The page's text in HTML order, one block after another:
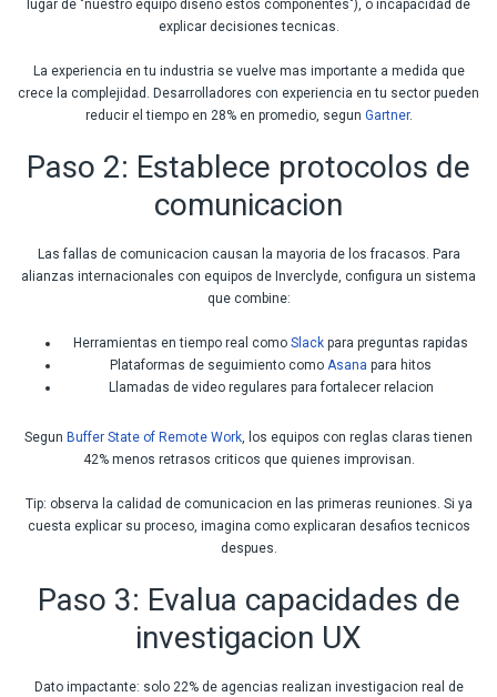
lugar de "nuestro equipo diseno estos componentes"), o incapacidad de
explicar decisiones tecnicas.
La experiencia en tu industria se vuelve mas importante a medida que
crece la complejidad. Desarrolladores con experiencia en tu sector pueden
reducir el tiempo en 28% en promedio, segun Gartner.
Paso 2: Establece protocolos de
comunicacion
Las fallas de comunicacion causan la mayoria de los fracasos. Para
alianzas internacionales con equipos de Inverclyde, configura un sistema
que combine:
Herramientas en tiempo real como Slack para preguntas rapidas
Plataformas de seguimiento como Asana para hitos
Llamadas de video regulares para fortalecer relacion
Segun Buffer State of Remote Work, los equipos con reglas claras tienen
42% menos retrasos criticos que quienes improvisan.
Tip: observa la calidad de comunicacion en las primeras reuniones. Si ya
cuesta explicar su proceso, imagina como explicaran desafios tecnicos
despues.
Paso 3: Evalua capacidades de
investigacion UX
Dato impactante: solo 22% de agencias realizan investigacion real de